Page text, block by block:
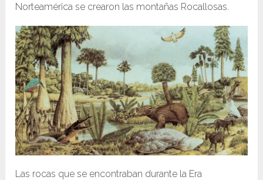
Norteamérica se crearon las montañas Rocallosas.
Las rocas que se encontraban durante la Era